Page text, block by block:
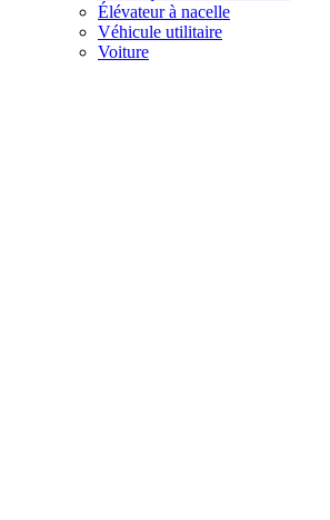
Élévateur à nacelle
Véhicule utilitaire
Voiture